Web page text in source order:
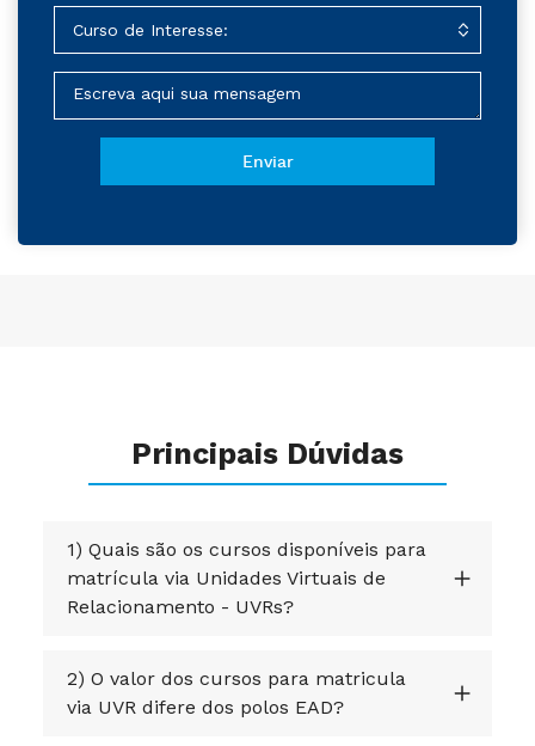
Principais Dúvidas
1) Quais são os cursos disponíveis para
matrícula via Unidades Virtuais de
Relacionamento - UVRs?
2) O valor dos cursos para matricula
via UVR difere dos polos EAD?